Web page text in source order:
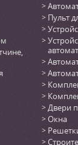
Пульт
Двери
Окна